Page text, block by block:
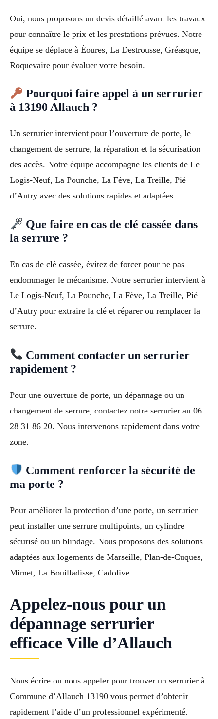
Oui, nous proposons un devis détaillé avant les travaux
pour connaître le prix et les prestations prévues. Notre
équipe se déplace à Éoures, La Destrousse, Gréasque,
Roquevaire pour évaluer votre besoin.
Pourquoi faire appel à un serrurier
à 13190 Allauch ?
Un serrurier intervient pour l’ouverture de porte, le
changement de serrure, la réparation et la sécurisation
des accès. Notre équipe accompagne les clients de Le
Logis-Neuf, La Pounche, La Fève, La Treille, Pié
d’Autry avec des solutions rapides et adaptées.
Que faire en cas de clé cassée dans
la serrure ?
En cas de clé cassée, évitez de forcer pour ne pas
endommager le mécanisme. Notre serrurier intervient à
Le Logis-Neuf, La Pounche, La Fève, La Treille, Pié
d’Autry pour extraire la clé et réparer ou remplacer la
serrure.
Comment contacter un serrurier
rapidement ?
Pour une ouverture de porte, un dépannage ou un
changement de serrure, contactez notre serrurier au 06
28 31 86 20. Nous intervenons rapidement dans votre
zone.
Comment renforcer la sécurité de
ma porte ?
Pour améliorer la protection d’une porte, un serrurier
peut installer une serrure multipoints, un cylindre
sécurisé ou un blindage. Nous proposons des solutions
adaptées aux logements de Marseille, Plan-de-Cuques,
Mimet, La Bouilladisse, Cadolive.
Appelez-nous pour un
dépannage serrurier
efficace Ville d’Allauch
Nous écrire ou nous appeler pour trouver un serrurier à
Commune d’Allauch 13190 vous permet d’obtenir
rapidement l’aide d’un professionnel expérimenté.